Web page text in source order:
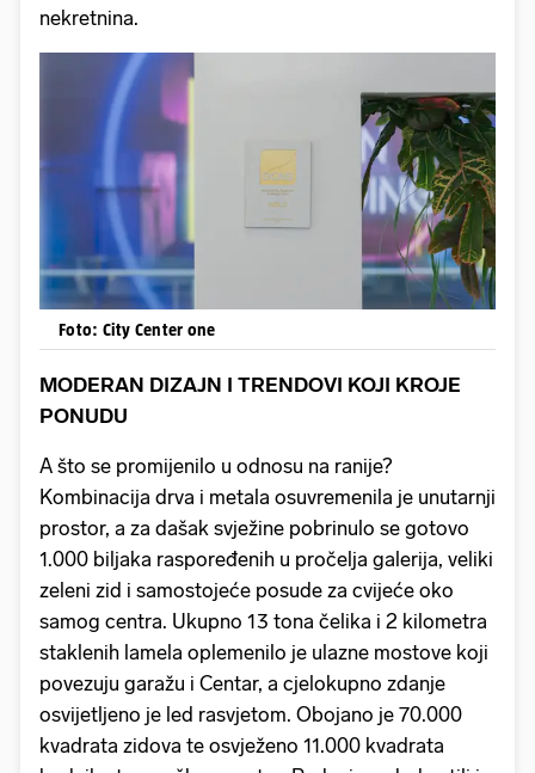
nekretnina.
Foto: City Center one
MODERAN DIZAJN I TRENDOVI KOJI KROJE
PONUDU
A što se promijenilo u odnosu na ranije?
Kombinacija drva i metala osuvremenila je unutarnji
prostor, a za dašak svježine pobrinulo se gotovo
1.000 biljaka raspoređenih u pročelja galerija, veliki
zeleni zid i samostojeće posude za cvijeće oko
samog centra. Ukupno 13 tona čelika i 2 kilometra
staklenih lamela oplemenilo je ulazne mostove koji
povezuju garažu i Centar, a cjelokupno zdanje
osvijetljeno je led rasvjetom. Obojano je 70.000
kvadrata zidova te osvježeno 11.000 kvadrata